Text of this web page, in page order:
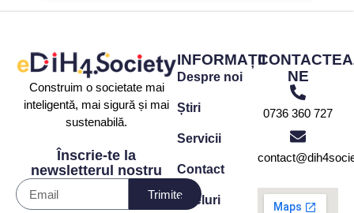
Construim o societate mai
inteligentă, mai sigură și mai
sustenabilă.
Înscrie-te la
newsletterul nostru
Trimite
INFORMAȚII
Despre noi
Știri
Servicii
Contact
Apeluri
NE
0736 360 727